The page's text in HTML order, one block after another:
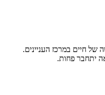
חיים במרכז העניינים.
יתחבר פחות.